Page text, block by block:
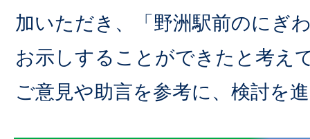
加いただき、「野洲駅前のにぎ
お示しすることができたと考え
ご意見や助言を参考に、検討を